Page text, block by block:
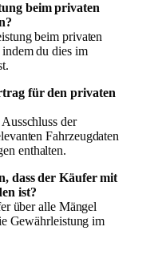
beim privaten
beim privaten
du dies im
für den privaten
der
Fahrzeugdaten
enthalten.
dass der Käufer mit
ist?
über alle Mängel
Gewährleistung im